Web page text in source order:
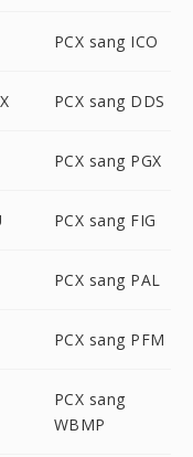
PCX sang ICO
PCX sang DDS
PCX sang PGX
PCX sang FIG
PCX sang PAL
PCX sang PFM
PCX sang
WBMP